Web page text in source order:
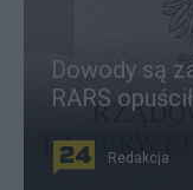
Dowody są
RARS
Redakcja